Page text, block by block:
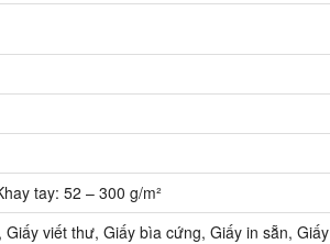
tay: 52 – 300 g/m²
viết thư, Giấy bìa cứng, Giấy in sẵn, Giấy